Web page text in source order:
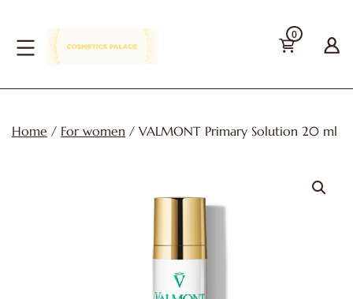
content
0
Home / For women / VALMONT Primary Solution 20 ml